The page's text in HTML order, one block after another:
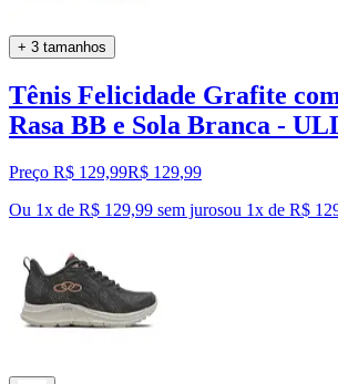
+ 3 tamanhos
Tênis Felicidade Grafite
Rasa BB e Sola Branca -
Preço R$ 129,99R$ 129,99
Ou 1x de R$ 129,99 sem jurosou 1x de R$